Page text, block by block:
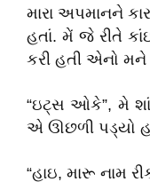
મારા અપમાનને
હતાં. મેં જે રીતે
કરી હતી એનો
“ઇટ્સ ઓકે”, મે
એ ઊછળી પડ્યો
“હાઇ, મારૂ નામ